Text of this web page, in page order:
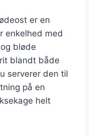
er en
enkelhed med
bløde
blandt både
serverer den til
på en
helt